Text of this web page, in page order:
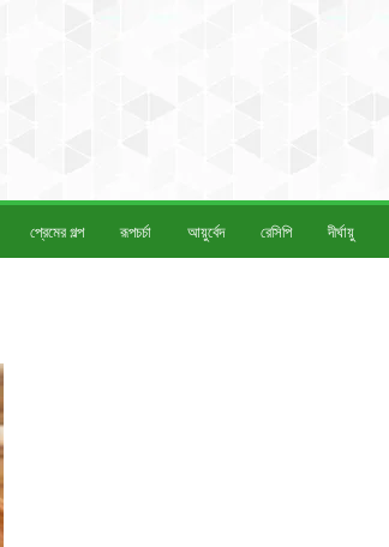
প্রেমের গল্প রূপচর্চা আয়ুর্বেদ রেসিপি দীর্ঘায়ু